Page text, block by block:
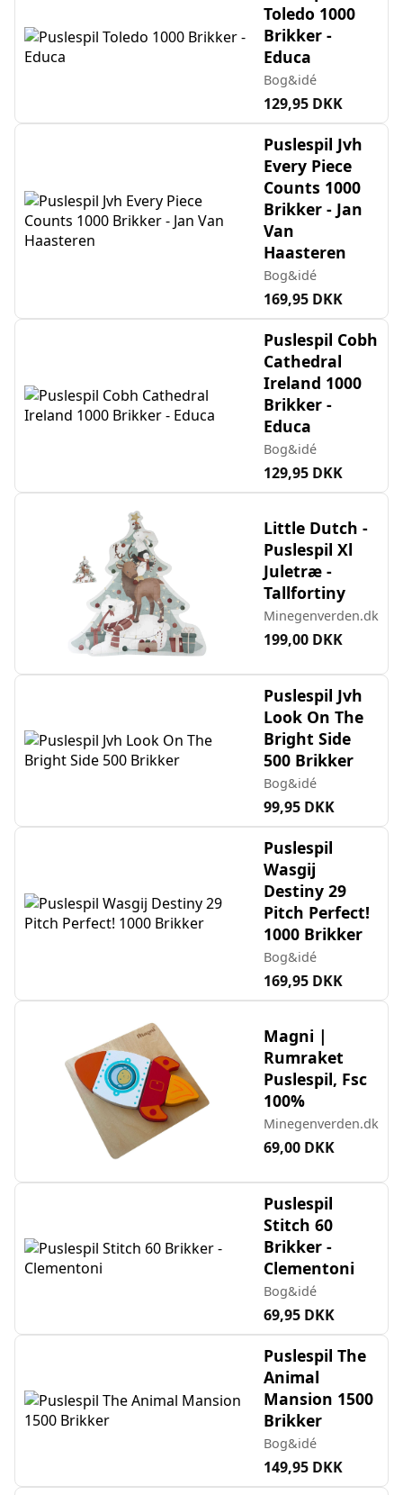
Toledo 1000
Brikker -
Educa
Bog&idé
129,95 DKK
Puslespil Jvh
Every Piece
Counts 1000
Brikker - Jan
Van
Haasteren
Bog&idé
169,95 DKK
Puslespil Cobh
Cathedral
Ireland 1000
Brikker -
Educa
Bog&idé
129,95 DKK
Little Dutch -
Puslespil Xl
Juletræ -
Tallfortiny
Minegenverden.dk
199,00 DKK
Puslespil Jvh
Look On The
Bright Side
500 Brikker
Bog&idé
99,95 DKK
Puslespil
Wasgij
Destiny 29
Pitch Perfect!
1000 Brikker
Bog&idé
169,95 DKK
Magni |
Rumraket
Puslespil, Fsc
100%
Minegenverden.dk
69,00 DKK
Puslespil
Stitch 60
Brikker -
Clementoni
Bog&idé
69,95 DKK
Puslespil The
Animal
Mansion 1500
Brikker
Bog&idé
149,95 DKK